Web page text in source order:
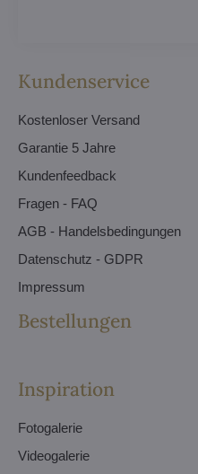
Kundenservice
Kostenloser Versand
Garantie 5 Jahre
Kundenfeedback
Fragen - FAQ
AGB - Handelsbedingungen
Datenschutz - GDPR
Impressum
Bestellungen
Inspiration
Fotogalerie
Videogalerie